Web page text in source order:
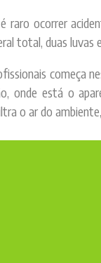
raro ocorrer
total, duas luvas
começa
onde está o
o ar do